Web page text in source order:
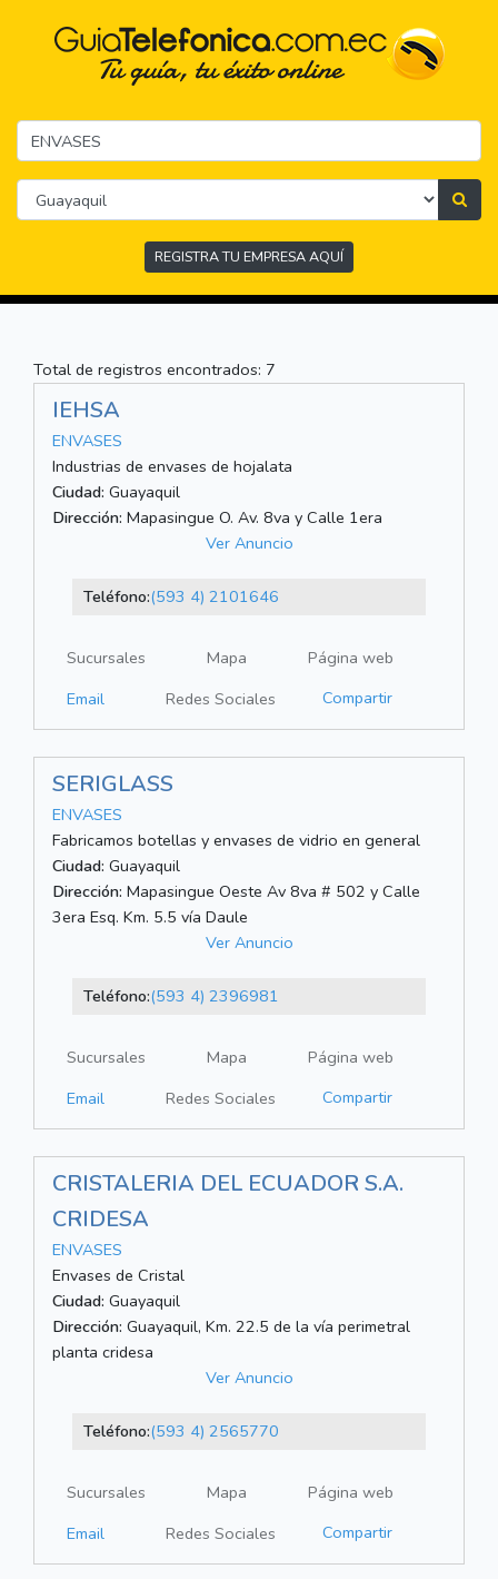
REGISTRA TU EMPRESA AQUÍ
Total de registros encontrados: 7
IEHSA
ENVASES
Industrias de envases de hojalata
Ciudad: Guayaquil
Dirección: Mapasingue O. Av. 8va y Calle 1era
Ver Anuncio
Teléfono:(593 4) 2101646
Sucursales Mapa
Página web
Email
Redes Sociales Compartir
SERIGLASS
ENVASES
Fabricamos botellas y envases de vidrio en general
Ciudad: Guayaquil
Dirección: Mapasingue Oeste Av 8va # 502 y Calle
3era Esq. Km. 5.5 vía Daule
Ver Anuncio
Teléfono:(593 4) 2396981
Sucursales Mapa
Página web
Email
Redes Sociales Compartir
CRISTALERIA DEL ECUADOR S.A.
CRIDESA
ENVASES
Envases de Cristal
Ciudad: Guayaquil
Dirección: Guayaquil, Km. 22.5 de la vía perimetral
planta cridesa
Ver Anuncio
Teléfono:(593 4) 2565770
Sucursales Mapa
Página web
Email
Redes Sociales Compartir